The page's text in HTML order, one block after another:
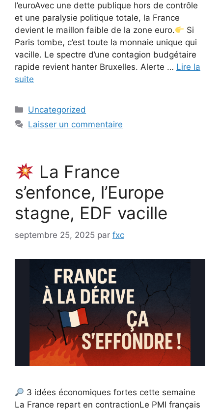
l’euroAvec une dette publique hors de contrôle
et une paralysie politique totale, la France
devient le maillon faible de la zone euro.
Si
Paris tombe, c’est toute la monnaie unique qui
vacille. Le spectre d’une contagion budgétaire
rapide revient hanter Bruxelles. Alerte … Lire la
suite
Catégories
Uncategorized
Laisser un commentaire
La France
s’enfonce, l’Europe
stagne, EDF vacille
septembre 25, 2025 par fxc
3 idées économiques fortes cette semaine
La France repart en contractionLe PMI français